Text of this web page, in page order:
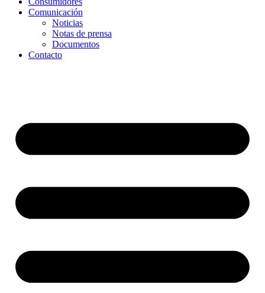
Comunicación
Noticias
Notas de prensa
Documentos
Contacto